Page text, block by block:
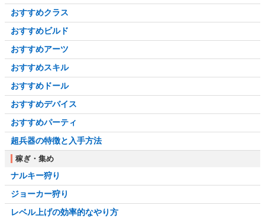
おすすめクラス
おすすめビルド
おすすめアーツ
おすすめスキル
おすすめドール
おすすめデバイス
おすすめパーティ
超兵器の特徴と入手方法
稼ぎ・集め
ナルキー狩り
ジョーカー狩り
レベル上げの効率的なやり方